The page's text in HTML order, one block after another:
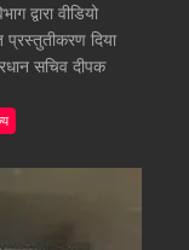
द्वारा वीडियो
दिया
सचिव दीपक